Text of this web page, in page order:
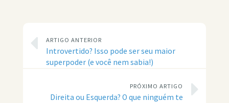
ARTIGO ANTERIOR
Introvertido? Isso pode ser seu maior
superpoder (e você nem sabia!)
PRÓXIMO ARTIGO
Direita ou Esquerda? O que ninguém te